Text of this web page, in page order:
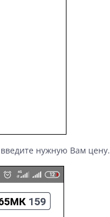
нужную Вам цену.